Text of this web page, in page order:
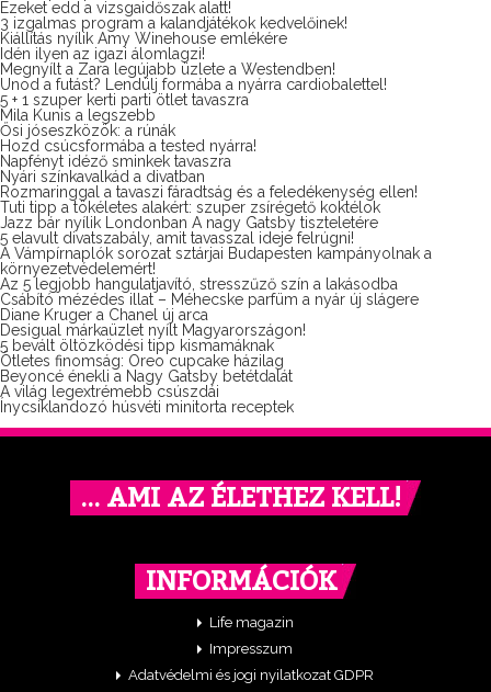
Ezeket edd a vizsgaidőszak alatt!
3 izgalmas program a kalandjátékok kedvelőinek!
Kiállítás nyílik Amy Winehouse emlékére
Idén ilyen az igazi álomlagzi!
Megnyílt a Zara legújabb üzlete a Westendben!
Unod a futást? Lendülj formába a nyárra cardiobalettel!
5 + 1 szuper kerti parti ötlet tavaszra
Mila Kunis a legszebb
Ősi jóseszközök: a rúnák
Hozd csúcsformába a tested nyárra!
Napfényt idéző sminkek tavaszra
Nyári színkavalkád a divatban
Rozmaringgal a tavaszi fáradtság és a feledékenység ellen!
Tuti tipp a tökéletes alakért: szuper zsírégető koktélok
Jazz bár nyílik Londonban A nagy Gatsby tiszteletére
5 elavult divatszabály, amit tavasszal ideje felrúgni!
A Vámpírnaplók sorozat sztárjai Budapesten kampányolnak a
környezetvédelemért!
Az 5 legjobb hangulatjavító, stresszűző szín a lakásodba
Csábító mézédes illat – Méhecske parfüm a nyár új slágere
Diane Kruger a Chanel új arca
Desigual márkaüzlet nyílt Magyarországon!
5 bevált öltözködési tipp kismamáknak
Ötletes finomság: Oreo cupcake házilag
Beyoncé énekli a Nagy Gatsby betétdalát
A világ legextrémebb csúszdái
Ínycsiklandozó húsvéti minitorta receptek
… AMI AZ ÉLETHEZ KELL!
INFORMÁCIÓK
Life magazin
Impresszum
Adatvédelmi és jogi nyilatkozat GDPR